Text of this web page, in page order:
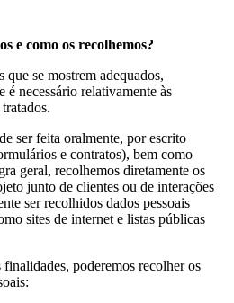
e como os recolhemos?
se mostrem adequados,
é necessário relativamente às
ser feita oralmente, por escrito
e contratos), bem como
geral, recolhemos diretamente os
junto de clientes ou de interações
ser recolhidos dados pessoais
sites de internet e listas públicas
finalidades, poderemos recolher os